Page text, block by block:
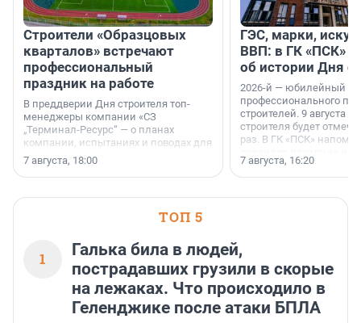
Строители «Образцовых
кварталов» встречают
профессиональный
праздник на работе
В преддверии Дня строителя топ-
менеджеры компании «СЗ
„Терминал-Ресурс“ — о планах
компании, испытаниях и поводах для
осторожного оптимизма.
7 августа, 18:00
ГЭС, марки,
ВВП: в ГК «ПСК»
об истории Дня
2026-й — юбилейный
профессионального
строителей. 9 августа
строителя будет
раз. В ГК «ПСК»
поменялась роль
7 августа, 16:20
ТОП 5
1
Галька била в людей,
пострадавших грузили в скорые
на лежаках. Что происходило в
Геленджике после атаки БПЛА